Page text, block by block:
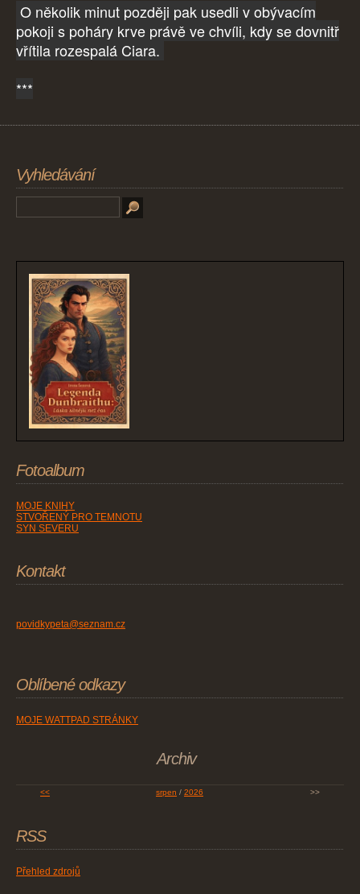
O několik minut později pak usedli v obývacím
pokoji s poháry krve právě ve chvíli, kdy se dovnitř
vřítila rozespalá Ciara.
***
Vyhledávání
Fotoalbum
MOJE KNIHY
STVOŘENÝ PRO TEMNOTU
SYN SEVERU
Kontakt
povidkypeta@seznam.cz
Oblíbené odkazy
MOJE WATTPAD STRÁNKY
Archiv
<< srpen / 2026 >>
RSS
Přehled zdrojů